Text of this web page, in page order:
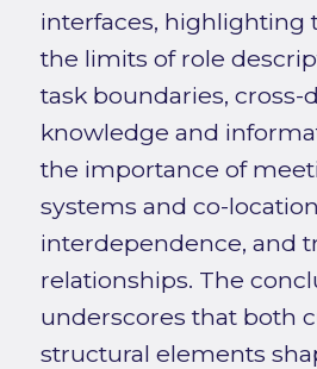
interfaces, highlighting
the limits of role
task boundaries, cross-
knowledge and
the importance of
systems and co-
interdependence, and
relationships. The
underscores that both
structural elements